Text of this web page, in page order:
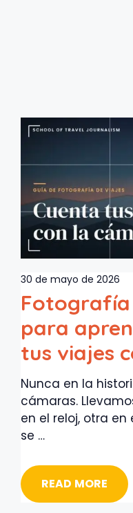
30 de mayo de 2026
Fotografía
para
tus viajes
Nunca en la
cámaras.
en el reloj, otra
se …
READ MORE